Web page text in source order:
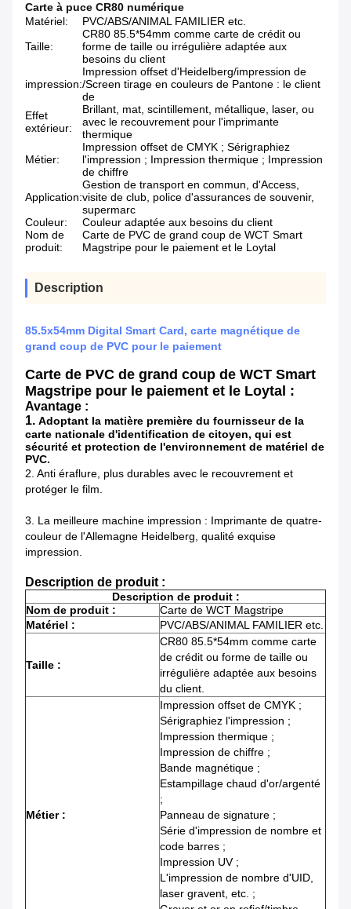
Carte à puce CR80 numérique
Matériel:
PVC/ABS/ANIMAL FAMILIER etc.
Taille:
CR80 85.5*54mm comme carte de crédit ou
forme de taille ou irrégulière adaptée aux
besoins du client
impression:
Impression offset d'Heidelberg/impression de
/Screen tirage en couleurs de Pantone : le client
de
Effet
extérieur:
Brillant, mat, scintillement, métallique, laser, ou
avec le recouvrement pour l'imprimante
thermique
Métier:
Impression offset de CMYK ; Sérigraphiez
l'impression ; Impression thermique ; Impression
de chiffre
Application:
Gestion de transport en commun, d'Access,
visite de club, police d'assurances de souvenir,
supermarc
Couleur:
Couleur adaptée aux besoins du client
Nom de
produit:
Carte de PVC de grand coup de WCT Smart
Magstripe pour le paiement et le Loytal
Description
85.5x54mm Digital Smart Card, carte magnétique de
grand coup de PVC pour le paiement
Carte de PVC de grand coup de WCT Smart
Magstripe pour le paiement et le Loytal :
Avantage :
1. Adoptant la matière première du fournisseur de la
carte nationale d'identification de citoyen, qui est
sécurité et protection de l'environnement de matériel de
PVC.
2. Anti éraflure, plus durables avec le recouvrement et
protéger le film.
3. La meilleure machine impression : Imprimante de quatre-
couleur de l'Allemagne Heidelberg, qualité exquise
impression.
Description de produit :
Description de produit :
Nom de produit :
Carte de WCT Magstripe
Matériel :
PVC/ABS/ANIMAL FAMILIER etc.
Taille :
CR80 85.5*54mm comme carte
de crédit ou forme de taille ou
irrégulière adaptée aux besoins
du client.
Métier :
Impression offset de CMYK ;
Sérigraphiez l'impression ;
Impression thermique ;
Impression de chiffre ;
Bande magnétique ;
Estampillage chaud d'or/argenté
;
Panneau de signature ;
Série d'impression de nombre et
code barres ;
Impression UV ;
L'impression de nombre d'UID,
laser gravent, etc. ;